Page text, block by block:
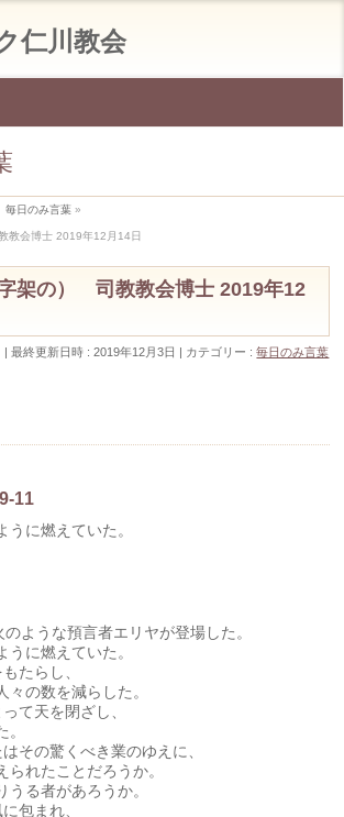
毎日のみ言葉 »
教会博士 2019年12月14日
架の） 司教教会博士 2019年12
最終更新日時 : 2019年12月3日 カテゴリー :毎日のみ言葉
11
うに燃えていた。
のような預言者エリヤが登場した。
うに燃えていた。
たらし、
々の数を減らした。
て天を閉ざし、
その驚くべき業のゆえに、
られたことだろうか。
うる者があろうか。
包まれ、